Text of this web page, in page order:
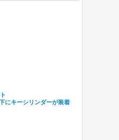
にキーシリンダーが装着